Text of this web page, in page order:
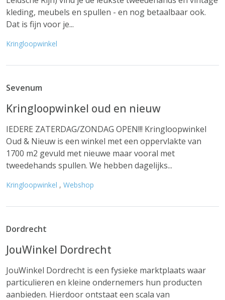
kleding, meubels en spullen - en nog betaalbaar ook.
Dat is fijn voor je...
Kringloopwinkel
Sevenum
Kringloopwinkel oud en nieuw
IEDERE ZATERDAG/ZONDAG OPEN!!! Kringloopwinkel
Oud & Nieuw is een winkel met een oppervlakte van
1700 m2 gevuld met nieuwe maar vooral met
tweedehands spullen. We hebben dagelijks...
Kringloopwinkel , Webshop
Dordrecht
JouWinkel Dordrecht
JouWinkel Dordrecht is een fysieke marktplaats waar
particulieren en kleine ondernemers hun producten
aanbieden. Hierdoor ontstaat een scala van